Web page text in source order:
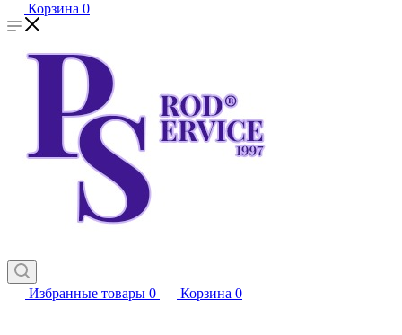
Корзина 0
Избранные товары 0 Корзина 0